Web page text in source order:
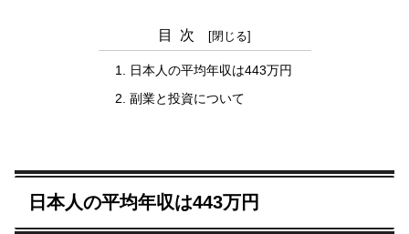
目次
日本人の平均年収は443万円
副業と投資について
日本人の平均年収は443万円